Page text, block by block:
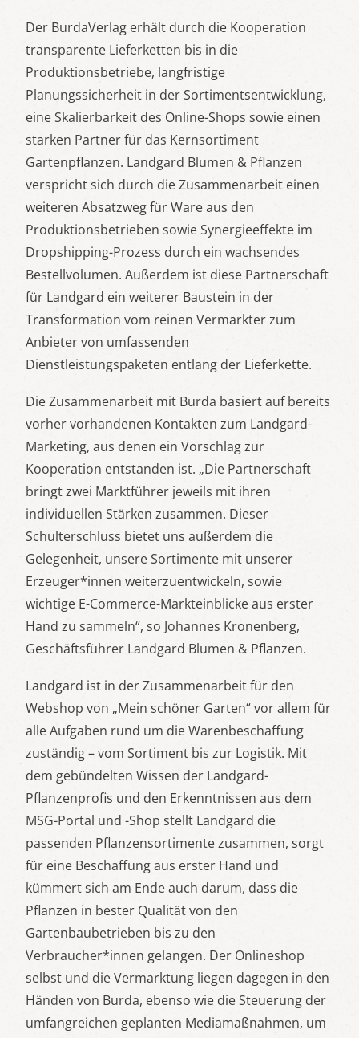
Der BurdaVerlag erhält durch die Kooperation
transparente Lieferketten bis in die
Produktionsbetriebe, langfristige
Planungssicherheit in der Sortimentsentwicklung,
eine Skalierbarkeit des Online-Shops sowie einen
starken Partner für das Kernsortiment
Gartenpflanzen. Landgard Blumen & Pflanzen
verspricht sich durch die Zusammenarbeit einen
weiteren Absatzweg für Ware aus den
Produktionsbetrieben sowie Synergieeffekte im
Dropshipping-Prozess durch ein wachsendes
Bestellvolumen. Außerdem ist diese Partnerschaft
für Landgard ein weiterer Baustein in der
Transformation vom reinen Vermarkter zum
Anbieter von umfassenden
Dienstleistungspaketen entlang der Lieferkette.
Die Zusammenarbeit mit Burda basiert auf bereits
vorher vorhandenen Kontakten zum Landgard-
Marketing, aus denen ein Vorschlag zur
Kooperation entstanden ist. „Die Partnerschaft
bringt zwei Marktführer jeweils mit ihren
individuellen Stärken zusammen. Dieser
Schulterschluss bietet uns außerdem die
Gelegenheit, unsere Sortimente mit unserer
Erzeuger*innen weiterzuentwickeln, sowie
wichtige E-Commerce-Markteinblicke aus erster
Hand zu sammeln“, so Johannes Kronenberg,
Geschäftsführer Landgard Blumen & Pflanzen.
Landgard ist in der Zusammenarbeit für den
Webshop von „Mein schöner Garten“ vor allem für
alle Aufgaben rund um die Warenbeschaffung
zuständig – vom Sortiment bis zur Logistik. Mit
dem gebündelten Wissen der Landgard-
Pflanzenprofis und den Erkenntnissen aus dem
MSG-Portal und -Shop stellt Landgard die
passenden Pflanzensortimente zusammen, sorgt
für eine Beschaffung aus erster Hand und
kümmert sich am Ende auch darum, dass die
Pflanzen in bester Qualität von den
Gartenbaubetrieben bis zu den
Verbraucher*innen gelangen. Der Onlineshop
selbst und die Vermarktung liegen dagegen in den
Händen von Burda, ebenso wie die Steuerung der
umfangreichen geplanten Mediamaßnahmen, um